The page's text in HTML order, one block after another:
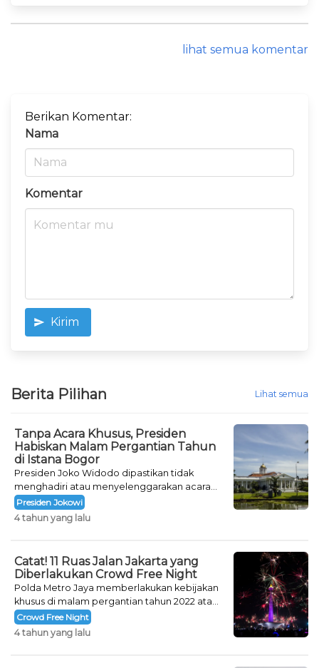
lihat semua komentar
Berikan Komentar:
Nama
Komentar
Kirim
Berita Pilihan Lihat semua
Tanpa Acara Khusus, Presiden
Habiskan Malam Pergantian Tahun
di Istana Bogor
Presiden Joko Widodo dipastikan tidak
menghadiri atau menyelenggarakan acara
khusus untuk mengisi malam pergantian
tahun.
Presiden Jokowi
4 tahun yang lalu
Catat! 11 Ruas Jalan Jakarta yang
Diberlakukan Crowd Free Night
Polda Metro Jaya memberlakukan kebijakan
khusus di malam pergantian tahun 2022 atau
Crowd Free Night selama dua hari.
Crowd Free Night
4 tahun yang lalu